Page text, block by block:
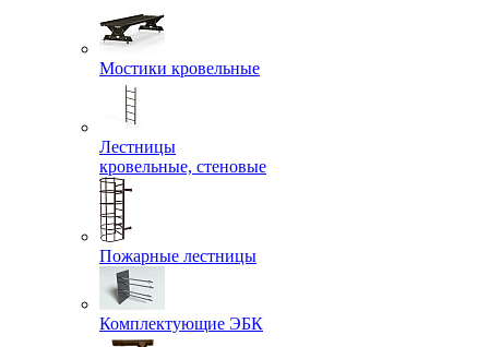
Мостики кровельные
Лестницы
кровельные, стеновые
Пожарные лестницы
Комплектующие ЭБК